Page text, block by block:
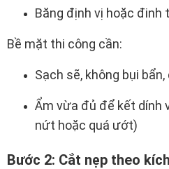
Băng định vị hoặc đinh
Bề mặt thi công cần:
Sạch sẽ, không bụi
Ẩm vừa đủ để kết dính
nứt hoặc quá ướt)
Bước 2: Cắt nẹp theo